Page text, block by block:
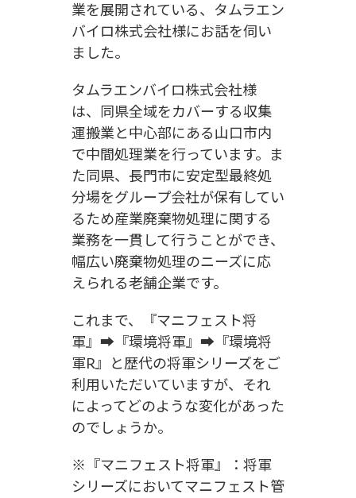
業を展開されている、タムラエン
バイロ株式会社様にお話を伺い
ました。
タムラエンバイロ株式会社様
は、同県全域をカバーする収集
運搬業と中心部にある山口市内
で中間処理業を行っています。ま
た同県、長門市に安定型最終処
分場をグループ会社が保有してい
るため産業廃棄物処理に関する
業務を一貫して行うことができ、
幅広い廃棄物処理のニーズに応
えられる老舗企業です。
これまで、『マニフェスト将
軍』➡『環境将軍』➡『環境将
軍R』と歴代の将軍シリーズをご
利用いただいていますが、それ
によってどのような変化があった
のでしょうか。
※『マニフェスト将軍』：将軍
シリーズにおいてマニフェスト管